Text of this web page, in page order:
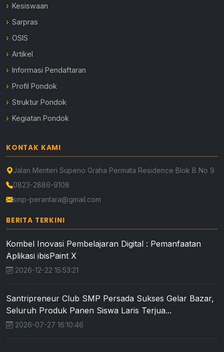
Kesiswaan
Sarpras
OSIS
Artikel
Informasi Pendaftaran
Profil Pondok
Struktur Pondok
Kegiatan Pondok
KONTAK KAMI
Jalan Menteri Supeno Graha Permata Residence Blok B No 9
0823-2886-9108
smp-perantara@gmail.com
BERITA TERKINI
Kombel Inovasi Pembelajaran Digital : Pemanfaatan
Aplikasi ibisPaint X
2026-12-22 15:53:21
Santripreneur Club SMP Persada Sukses Gelar Bazar,
Seluruh Produk Panen Siswa Laris Terjua...
2026-07-27 16:10:46